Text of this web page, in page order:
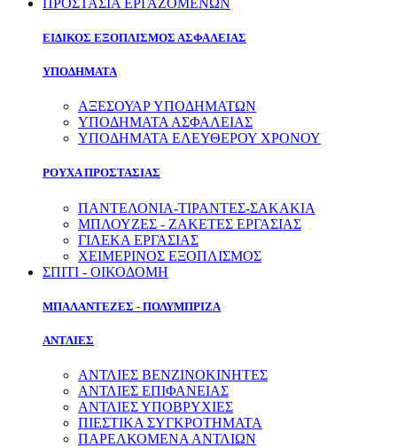
ΕΙΔΙΚΟΣ ΕΞΟΠΛΙΣΜΟΣ ΑΣΦΑΛΕΙΑΣ
ΥΠΟΔΗΜΑΤΑ
ΑΞΕΣΟΥΑΡ ΥΠΟΔΗΜΑΤΩΝ
ΥΠΟΔΗΜΑΤΑ ΑΣΦΑΛΕΙΑΣ
ΥΠΟΔΗΜΑΤΑ ΕΛΕΥΘΕΡΟΥ ΧΡΟΝΟΥ
ΡΟΥΧΑ ΠΡΟΣΤΑΣΙΑΣ
ΠΑΝΤΕΛΟΝΙΑ-ΤΙΡΑΝΤΕΣ-ΣΑΚΑΚΙΑ
ΜΠΛΟΥΖΕΣ - ΖΑΚΕΤΕΣ ΕΡΓΑΣΙΑΣ
ΓΙΛΕΚΑ ΕΡΓΑΣΙΑΣ
ΧΕΙΜΕΡΙΝΟΣ ΕΞΟΠΛΙΣΜΟΣ
ΣΠΙΤΙ - ΟΙΚΟΔΟΜΗ
ΜΠΑΛΑΝΤΕΖΕΣ - ΠΟΛΥΜΠΡΙΖΑ
ΑΝΤΛΙΕΣ
ΑΝΤΛΙΕΣ ΒΕΝΖΙΝΟΚΙΝΗΤΕΣ
ΑΝΤΛΙΕΣ ΕΠΙΦΑΝΕΙΑΣ
ΑΝΤΛΙΕΣ ΥΠΟΒΡΥΧΙΕΣ
ΠΙΕΣΤΙΚΑ ΣΥΓΚΡΟΤΗΜΑΤΑ
ΠΑΡΕΛΚΟΜΕΝΑ ΑΝΤΛΙΩΝ